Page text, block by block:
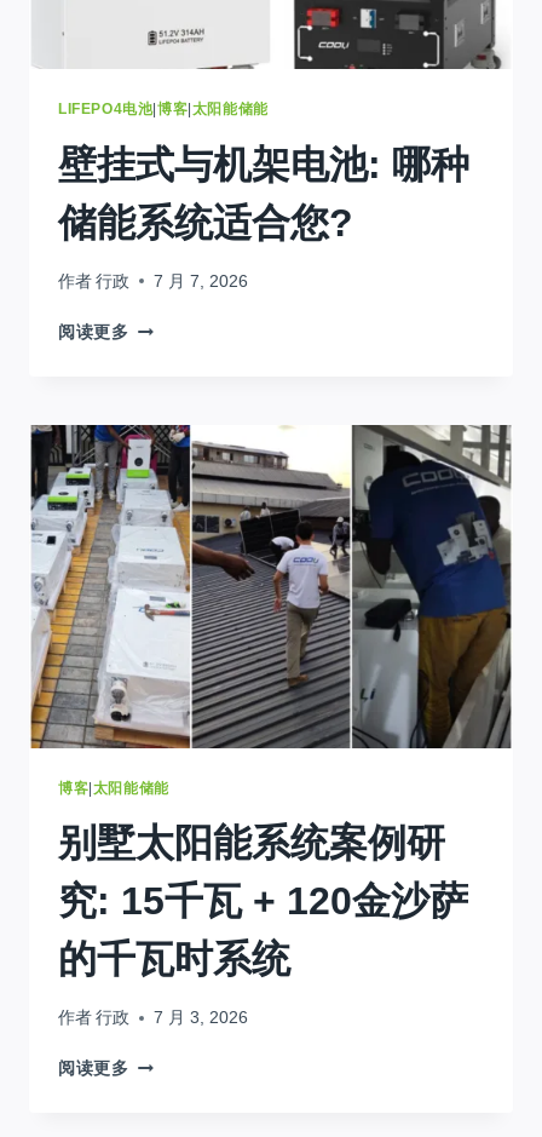
(2026)
LIFEPO4电池| 博客 太阳能储能
壁挂式与机架电池: 哪种
储能系统适合您?
作者 行政 7 月 7, 2026
阅读更多
机
架
电
哪
种
储
能
适
合
您?
博客|太阳能储能
别墅太阳能系统案例研
究: 15千瓦 + 120金沙萨
的千瓦时系统
作者 行政 7 月 3, 2026
阅读更多 别